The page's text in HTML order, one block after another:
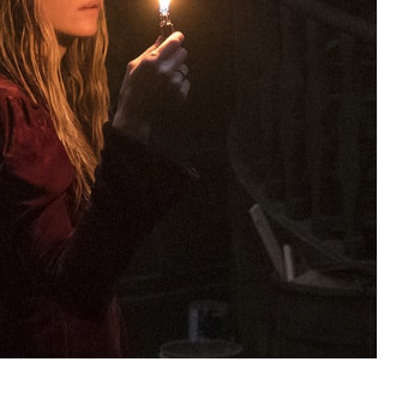
Gainsbourg, toute une vie :
documentaire plus Ginsburg que